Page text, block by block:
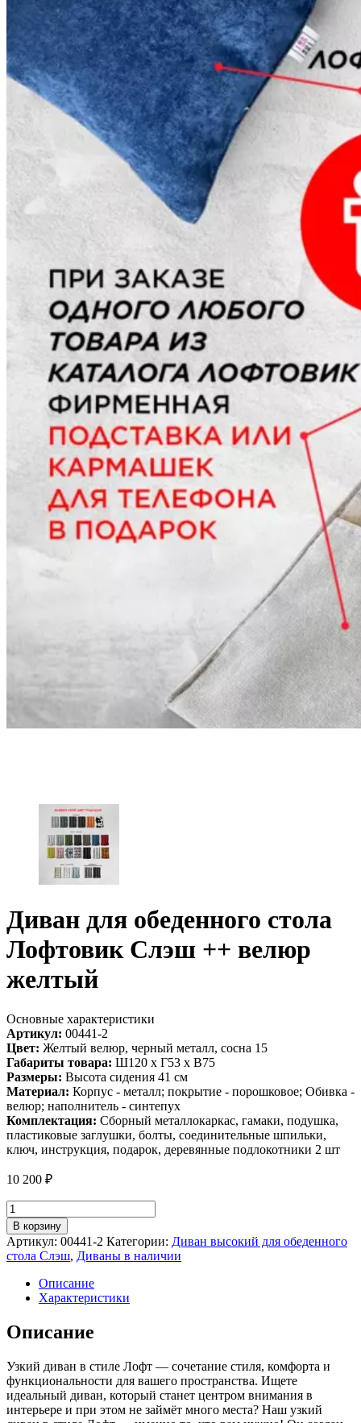
Диван для обеденного стола
Лофтовик Слэш ++ велюр
желтый
Основные характеристики
Артикул: 00441-2
Цвет: Желтый велюр, черный металл, сосна 15
Габариты товара: Ш120 х Г53 х В75
Размеры: Высота сидения 41 см
Материал: Корпус - металл; покрытие - порошковое; Обивка -
велюр; наполнитель - синтепух
Комплектация: Сборный металлокаркас, гамаки, подушка,
пластиковые заглушки, болты, соединительные шпильки,
ключ, инструкция, подарок, деревянные подлокотники 2 шт
10 200 ₽
Количество
товара
Диван
для
обеденного
стола
Лофтовик
++
велюр
В корзину
Артикул: 00441-2 Категории: Диван высокий для обеденного
стола Слэш, Диваны в наличии
Описание
Характеристики
Описание
Узкий диван в стиле Лофт — сочетание стиля, комфорта и
функциональности для вашего пространства. Ищете
идеальный диван, который станет центром внимания в
интерьере и при этом не займёт много места? Наш узкий